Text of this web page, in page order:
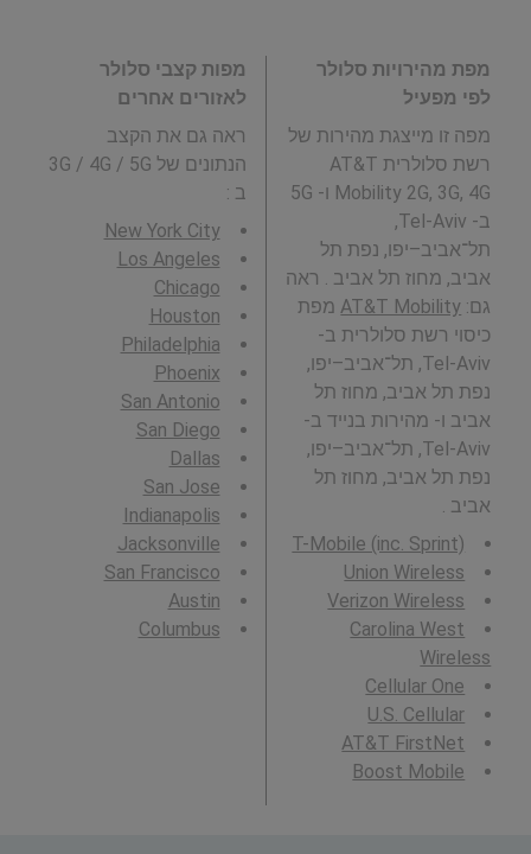
מפת מהירויות סלולר
לפי מפעיל
מפה זו מייצגת מהירות של
רשת סלולרית AT&T
Mobility 2G, 3G, 4G ו- 5G
ב- Tel-Aviv,
תל־אביב–יפו, נפת תל
אביב, מחוז תל אביב . ראה
גם: AT&T Mobility מפת
כיסוי רשת סלולרית ב-
Tel-Aviv, תל־אביב–יפו,
נפת תל אביב, מחוז תל
אביב ו- מהירות בנייד ב-
Tel-Aviv, תל־אביב–יפו,
נפת תל אביב, מחוז תל
אביב .
T-Mobile (inc. Sprint)
Union Wireless
Verizon Wireless
Carolina West
Wireless
Cellular One
U.S. Cellular
AT&T FirstNet
Boost Mobile
מפות קצבי סלולר
לאזורים אחרים
ראה גם את הקצב
הנתונים של 3G / 4G / 5G
ב :
New York City
Los Angeles
Chicago
Houston
Philadelphia
Phoenix
San Antonio
San Diego
Dallas
San Jose
Indianapolis
Jacksonville
San Francisco
Austin
Columbus